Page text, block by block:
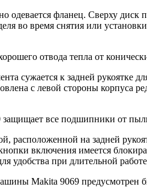
одевается фланец. Сверху
во время снятия или
отвода тепла от
сужается к задней
с левой стороны корпуса
все подшипники от
расположенной на задней
включения имеется
удобства при длительной
Makita 9069